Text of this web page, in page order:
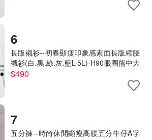
6
長版襯衫--初春顯瘦印象感素面長版縮腰
襯衫(白.黑.綠.灰.藍L-5L)-H90眼圈熊中大
尺碼
$490
7
五分褲--時尚休閒顯瘦高腰五分牛仔A字